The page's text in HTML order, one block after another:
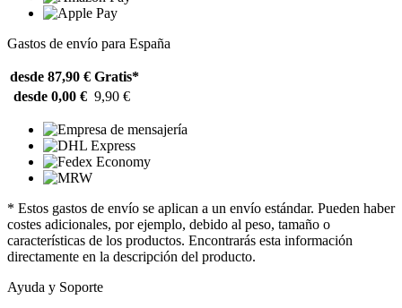
Gastos de envío para España
desde 87,90 € Gratis*
desde 0,00 € 9,90 €
* Estos gastos de envío se aplican a un envío estándar. Pueden haber
costes adicionales, por ejemplo, debido al peso, tamaño o
características de los productos. Encontrarás esta información
directamente en la descripción del producto.
Ayuda y Soporte